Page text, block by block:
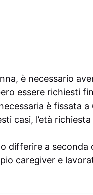
è necessario
essere richiesti
è fissata
casi, l’età
differire a seconda
caregiver e